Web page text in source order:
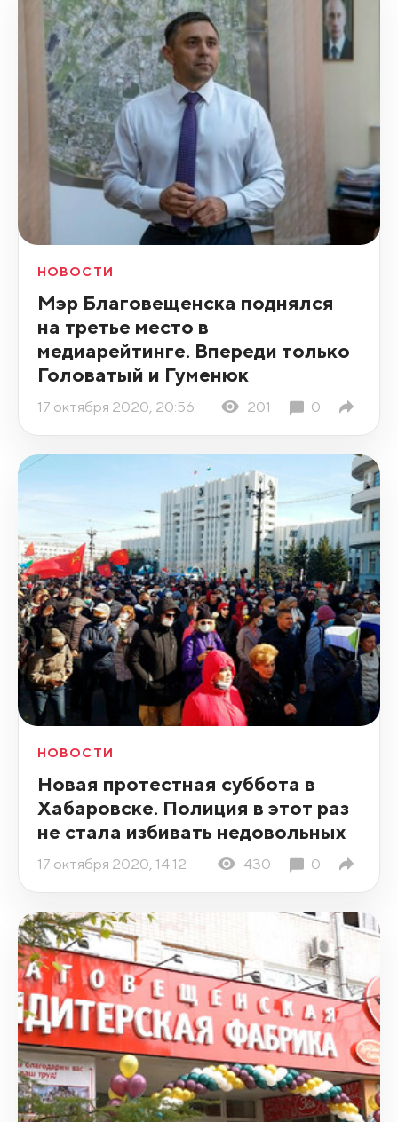
НОВОСТИ
Мэр Благовещенска поднялся
на третье место в
медиарейтинге. Впереди только
Головатый и Гуменюк
17 октября 2020, 20:56 201 0
НОВОСТИ
Новая протестная суббота в
Хабаровске. Полиция в этот раз
не стала избивать недовольных
17 октября 2020, 14:12 430 0